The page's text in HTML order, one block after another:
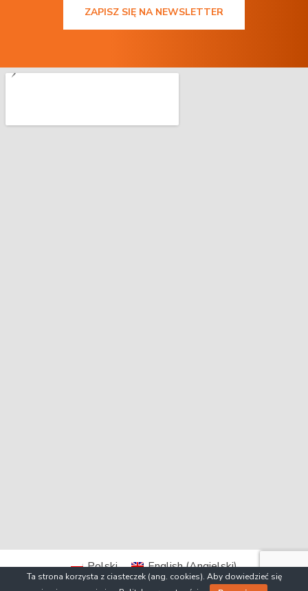
ZAPISZ SIĘ NA NEWSLETTER
Ta strona korzysta z ciasteczek (ang. cookies). Aby dowiedzieć się
Polski English(Angielski)